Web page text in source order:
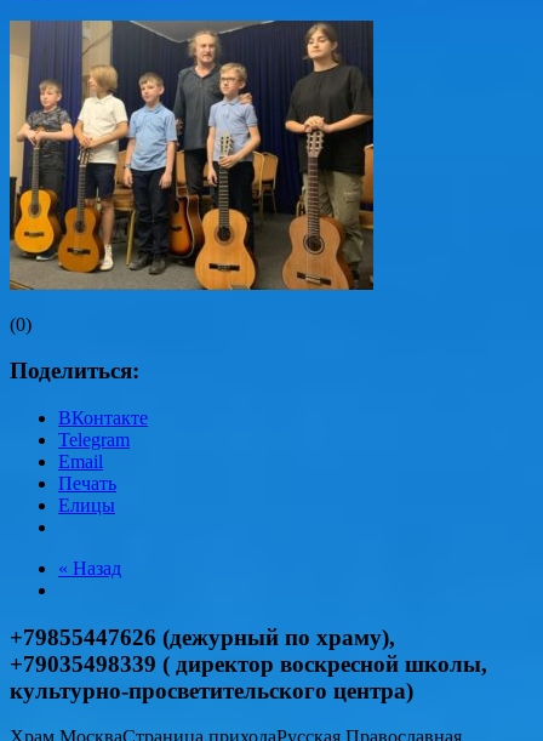
(0)
Поделиться:
ВКонтакте
Telegram
Email
Печать
Елицы
« Назад
+79855447626 (дежурный по храму),
+79035498339 ( директор воскресной школы,
культурно-просветительского центра)